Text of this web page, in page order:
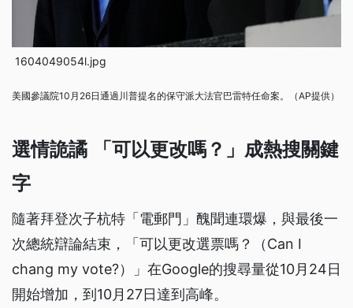
1604049054l.jpg
美國參議院10月26日通過川普提名的保守派大法官巴雷特任命案。（AP提供）
選情詭譎 「可以更改嗎？」成熱搜關鍵
字
隨著拜登次子杭特「電郵門」醜聞連環爆，與最後一
次總統辯論結束，「可以更改選票嗎？（Can I
chang my vote?）」在Google的搜尋量從10月24日
開始增加，到10月27日達到高峰。